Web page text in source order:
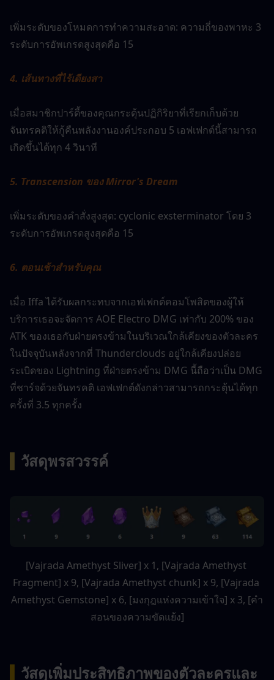
เพิ่มระดับของโหมดการทำความสะอาด: ความถี่ของพาหะ 3
ระดับการอัพเกรดสูงสุดคือ 15
4. เส้นทางที่ไร้เดียงสา
เมื่อสมาชิกปาร์ตี้ของคุณกระตุ้นปฏิกิริยาที่เรียกเก็บด้วย
จันทรคติให้กู้คืนพลังงานองค์ประกอบ 5 เอฟเฟกต์นี้สามารถ
เกิดขึ้นได้ทุก 4 วินาที
5. Transcension ของ Mirror's Dream
เพิ่มระดับของคำสั่งสูงสุด: cyclonic exsterminator โดย 3
ระดับการอัพเกรดสูงสุดคือ 15
6. ตอนเช้าสำหรับคุณ
เมื่อ Iffa ได้รับผลกระทบจากเอฟเฟกต์คอมโพสิตของผู้ให้
บริการเธอจะจัดการ AOE Electro DMG เท่ากับ 200% ของ
ATK ของเธอกับฝ่ายตรงข้ามในบริเวณใกล้เคียงของตัวละคร
ในปัจจุบันหลังจากที่ Thunderclouds อยู่ใกล้เคียงปล่อย
ระเบิดของ Lightning ที่ฝ่ายตรงข้าม DMG นี้ถือว่าเป็น DMG
ที่ชาร์จด้วยจันทรคติ เอฟเฟกต์ดังกล่าวสามารถกระตุ้นได้ทุก
ครั้งที่ 3.5 ทุกครั้ง
วัสดุพรสวรรค์
[Vajrada Amethyst Sliver] x 1, [Vajrada Amethyst
Fragment] x 9, [Vajrada Amethyst chunk] x 9, [Vajrada
Amethyst Gemstone] x 6, [มงกุฎแห่งความเข้าใจ] x 3, [คำ
สอนของความขัดแย้ง]
วัสดุเพิ่มประสิทธิภาพของตัวละครและ